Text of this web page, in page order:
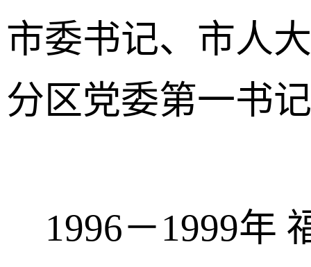
市委书记、市人
分区党委第一书记
1996－1999年